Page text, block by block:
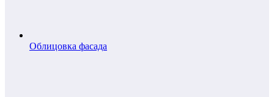
Облицовка фасада